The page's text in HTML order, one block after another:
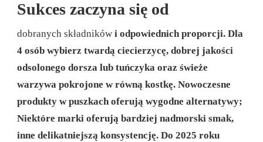
Sukces zaczyna się od
dobranych składników i odpowiednich proporcji. Dla
4 osób wybierz twardą ciecierzycę, dobrej jakości
odsolonego dorsza lub tuńczyka oraz świeże
warzywa pokrojone w równą kostkę. Nowoczesne
produkty w puszkach oferują wygodne alternatywy;
Niektóre marki oferują bardziej nadmorski smak,
inne delikatniejszą konsystencję. Do 2025 roku